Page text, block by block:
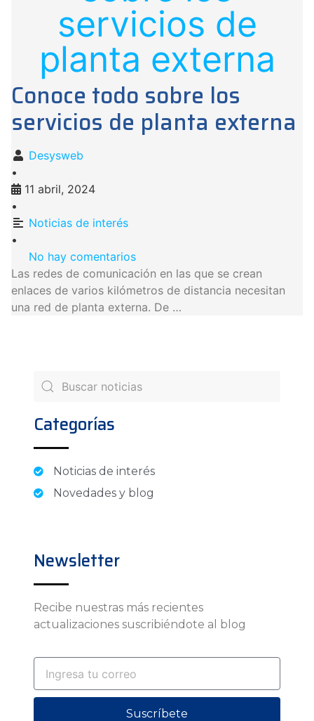
servicios de
planta externa
Conoce todo sobre los
servicios de planta externa
Desysweb
•
11 abril, 2024
•
Noticias de interés
•
No hay comentarios
Las redes de comunicación en las que se crean
enlaces de varios kilómetros de distancia necesitan
una red de planta externa. De …
Categorías
Noticias de interés
Novedades y blog
Newsletter
Recibe nuestras más recientes
actualizaciones suscribiéndote al blog
Suscríbete